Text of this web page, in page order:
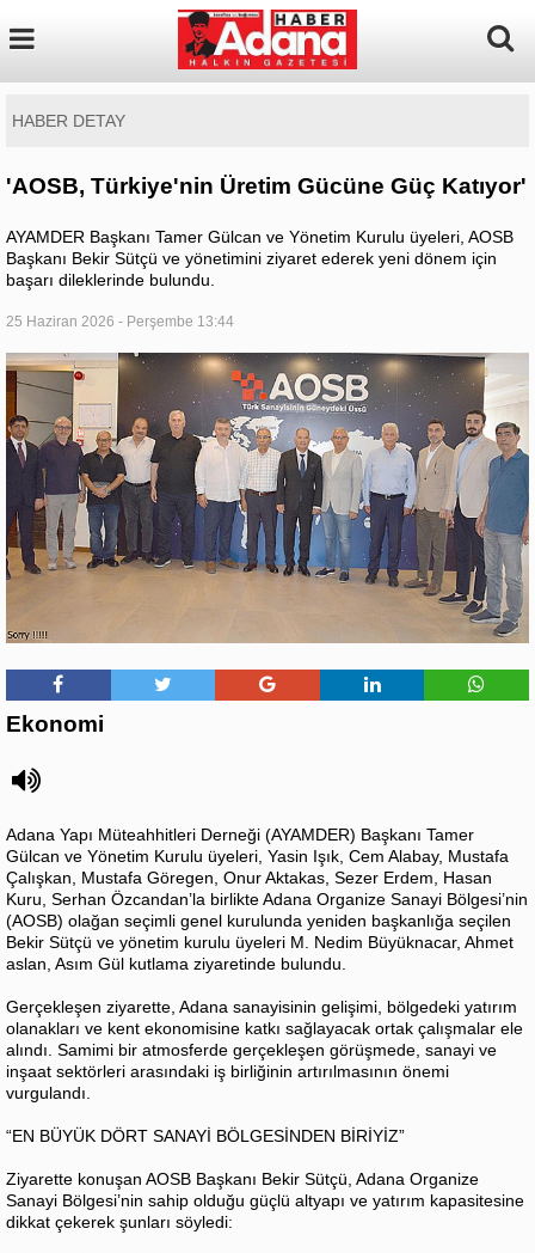
HABER DETAY
'AOSB, Türkiye'nin Üretim Gücüne Güç Katıyor'
AYAMDER Başkanı Tamer Gülcan ve Yönetim Kurulu üyeleri, AOSB
Başkanı Bekir Sütçü ve yönetimini ziyaret ederek yeni dönem için
başarı dileklerinde bulundu.
25 Haziran 2026 - Perşembe 13:44
Ekonomi
Adana Yapı Müteahhitleri Derneği (AYAMDER) Başkanı Tamer
Gülcan ve Yönetim Kurulu üyeleri, Yasin Işık, Cem Alabay, Mustafa
Çalışkan, Mustafa Göregen, Onur Aktakas, Sezer Erdem, Hasan
Kuru, Serhan Özcandan’la birlikte Adana Organize Sanayi Bölgesi’nin
(AOSB) olağan seçimli genel kurulunda yeniden başkanlığa seçilen
Bekir Sütçü ve yönetim kurulu üyeleri M. Nedim Büyüknacar, Ahmet
aslan, Asım Gül kutlama ziyaretinde bulundu.
Gerçekleşen ziyarette, Adana sanayisinin gelişimi, bölgedeki yatırım
olanakları ve kent ekonomisine katkı sağlayacak ortak çalışmalar ele
alındı. Samimi bir atmosferde gerçekleşen görüşmede, sanayi ve
inşaat sektörleri arasındaki iş birliğinin artırılmasının önemi
vurgulandı.
“EN BÜYÜK DÖRT SANAYİ BÖLGESİNDEN BİRİYİZ”
Ziyarette konuşan AOSB Başkanı Bekir Sütçü, Adana Organize
Sanayi Bölgesi’nin sahip olduğu güçlü altyapı ve yatırım kapasitesine
dikkat çekerek şunları söyledi: